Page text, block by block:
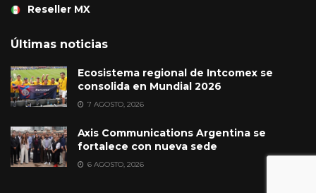
Reseller MX
Últimas noticias
Ecosistema regional de Intcomex se
consolida en Mundial 2026
7 AGOSTO, 2026
Axis Communications Argentina se
fortalece con nueva sede
6 AGOSTO, 2026